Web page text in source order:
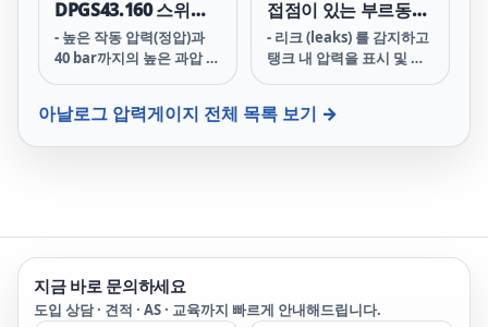
DPGS43.160 스위치
접점이 있는 차압계
- 높은 작동 압력(정압)과
40 bar까지의 높은 과압 안
접점이 있는 부르동관
압력계
- 리크 (leaks) 를 감지하고
탱크 내 압력을 표시 및 모
아날로그 압력게이지 전체 목록 보기 →
지금 바로 문의하세요
도입 상담 · 견적 · AS · 교육까지 빠르게 안내해드립니다.